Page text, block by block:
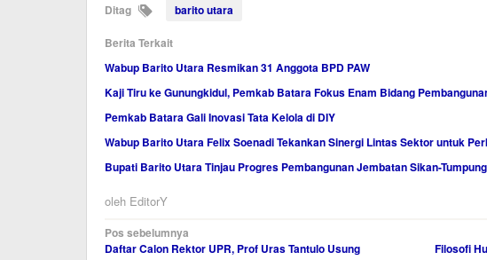
Ditag barito utara
Berita Terkait
Wabup Barito Utara Resmikan 31 Anggota BPD PAW
Kaji Tiru ke Gunungkidul, Pemkab Batara Fokus Enam Bidang
Pemkab Batara Gali Inovasi Tata Kelola di DIY
Wabup Barito Utara Felix Soenadi Tekankan Sinergi Lintas Sektor untuk
Bupati Barito Utara Tinjau Progres Pembangunan Jembatan Sikan-
oleh EditorY
Navigasi
pos
Pos sebelumnya
Daftar Calon Rektor UPR, Prof Uras Tantulo Usung
Filosofi